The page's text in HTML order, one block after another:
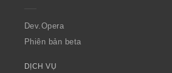
a
Dev.Opera
Phiên bản beta
DỊCH VỤ